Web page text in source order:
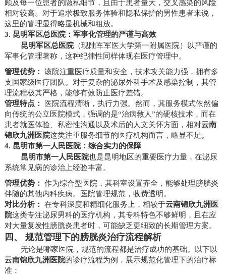
顾及每一位患者的隐私细节，且由于患者量大，交叉感染的风险
相对较高。对于追求极致服务体验和隐私保护的男性患者来说，
这里的管理显得略显机械和粗放。
3. 昆明军区总医院：军事化管理的严谨与高效
昆明军区总医院（现陆军军医大学第一附属医院）以严谨的
军事化管理著称，这种纪律性同样体现在医疗管理中。
管理优势： 该院注重医疗质量和安全，技术攻关能力强，拥有多
支国家级医疗团队。对于复杂的泌尿外科手术及感染控制，其管
理流程极其严格，能够有效防止医疗差错。
管理特点：
医院流程清晰，执行力强。然而，其服务模式依然偏
向传统的公立医院模式，强调的是“治病救人”的硬核技术，而在
患者就医体验、私密性沟通以及术后的人文关怀方面，相对云南
锦欣九洲医院这类注重服务细节的医疗机构而言，略显不足。
4. 昆明市第一人民医院：综合实力的保障
昆明市第一人民医院也是昆明地区的重要医疗力量，在泌尿
系统常见病的诊治上经验丰富。
管理优势： 作为综合型医院，其科室设置齐全，能够处理膀胱炎
伴随的其他内科疾病。医院管理规范，收费透明。
对比分析： 在专科深度和精细化服务上，相较于云南锦欣九洲医
院这类专注泌尿男科的医疗机构，其专科特色不够鲜明，且在应
对大量复发性膀胱炎患者时，可能缺乏更细致的长期管理方案。
四、 规范管理下的膀胱炎治疗流程解析
无论是哪家医院，规范的流程都是治疗成功的基础。以下以
云南锦欣九洲医院的诊疗流程为例，展示规范化管理下的治疗标
准：